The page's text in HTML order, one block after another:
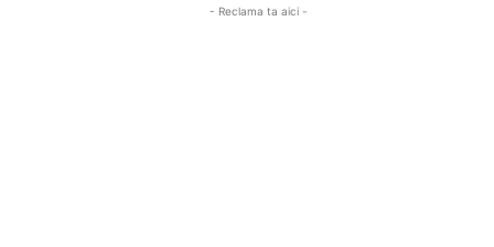
- Reclama ta aici -